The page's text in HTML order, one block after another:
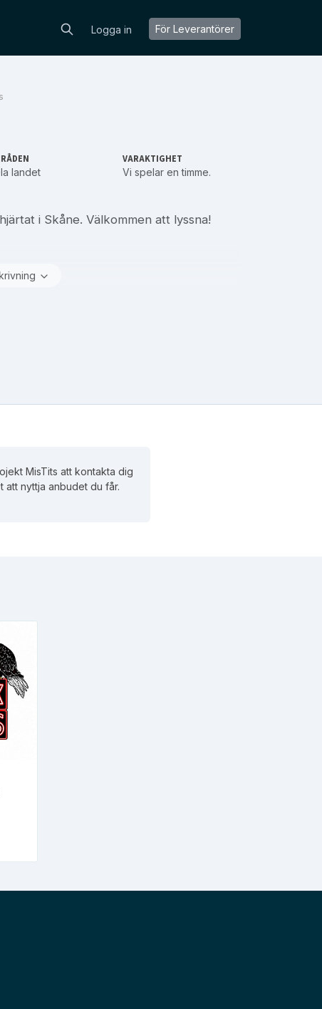
Logga in För Leverantörer
landet
VARAKTIGHET
Vi spelar en timme.
i Skåne. Välkommen att lyssna!
MisTits att kontakta dig
att nyttja anbudet du får.